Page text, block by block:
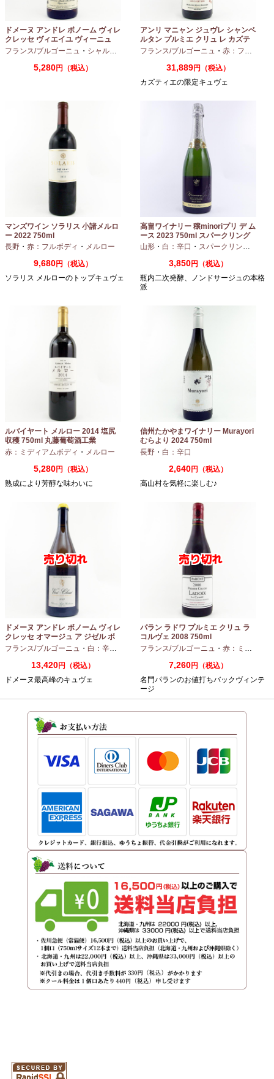
ドメーヌ アンドレ ボノーム ヴィレ
クレッセ ヴィエイユ ヴィーニュ
2024 750ml
フランス/ブルゴーニュ ・ シャルドネ
5,280円（税込）
アンリ マニャン ジュヴレ シャンベ
ルタン プルミエ クリュ レ カズテ
ィエ エルバージュ 24 モワ 2023
フランス/ブルゴーニュ ・ 赤：フルボディ
31,889円（税込）
カズティエの限定キュヴェ
マンズワイン ソラリス 小諸メルロ
ー 2022 750ml
長野 ・ 赤：フルボディ ・ メルロー
9,680円（税込）
ソラリス メルローのトップキュヴェ
高畠ワイナリー 穣minoriプリ デ ム
ース 2023 750ml スパークリング
ワイン
山形 ・ 白：辛口 ・ スパークリングワイン
3,850円（税込）
瓶内二次発酵、ノンドサージュの本格
派
ルバイヤート メルロー 2014 塩尻
収穫 750ml 丸藤葡萄酒工業
赤：ミディアムボディ ・ メルロー
5,280円（税込）
熟成により芳醇な味わいに
信州たかやまワイナリー Murayori
むらより 2024 750ml
長野 ・ 白：辛口
2,640円（税込）
高山村を気軽に楽しむ♪
ドメーヌ アンドレ ボノーム ヴィレ
クレッセ オマージュ ア ジゼル ボ
ノーム 2023 750ml
フランス/ブルゴーニュ ・ 白：辛口 シャルドネ
13,420円（税込）
ドメーヌ最高峰のキュヴェ
パラン ラドワ プルミエ クリュ ラ
コルヴェ 2008 750ml
フランス/ブルゴーニュ ・ 赤：ミディアムボディ
7,260円（税込）
名門パランのお値打ちバックヴィンテ
ージ